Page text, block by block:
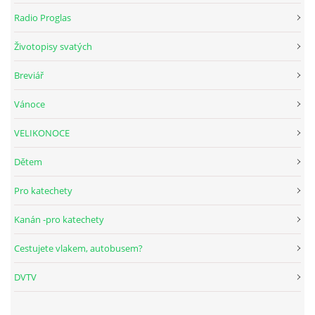
HUDEBNÍ KOUTEK
ODKAZY
Farnost Studená
Radio Proglas
Životopisy svatých
Breviář
Vánoce
VELIKONOCE
Dětem
Pro katechety
Kanán -pro katechety
Cestujete vlakem, autobusem?
DVTV